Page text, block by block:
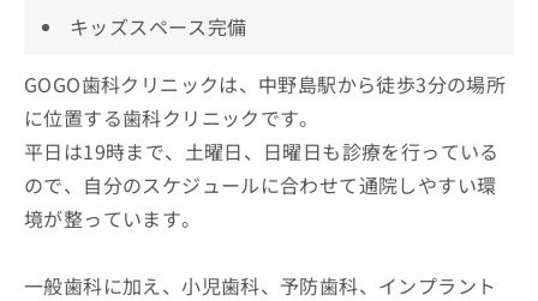
キッズスペース完備
GOGO歯科クリニックは、中野島駅から徒歩3分の場所
に位置する歯科クリニックです。
平日は19時まで、土曜日、日曜日も診療を行っている
ので、自分のスケジュールに合わせて通院しやすい環
境が整っています。
一般歯科に加え、小児歯科、予防歯科、インプラント